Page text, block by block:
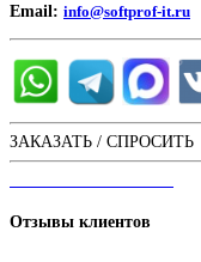
Email: info@softprof-it.ru
ЗАКАЗАТЬ / СПРОСИТЬ
Отзывы клиентов